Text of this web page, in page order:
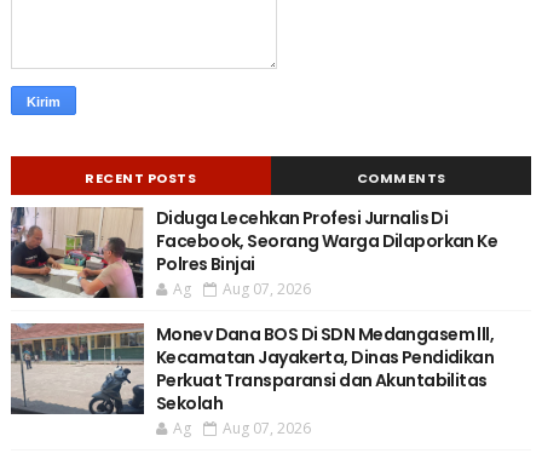
RECENT POSTS COMMENTS
Diduga Lecehkan Profesi Jurnalis Di
Facebook, Seorang Warga Dilaporkan Ke
Polres Binjai
Ag Aug 07, 2026
Monev Dana BOS Di SDN Medangasem lll,
Kecamatan Jayakerta, Dinas Pendidikan
Perkuat Transparansi dan Akuntabilitas
Sekolah
Ag Aug 07, 2026